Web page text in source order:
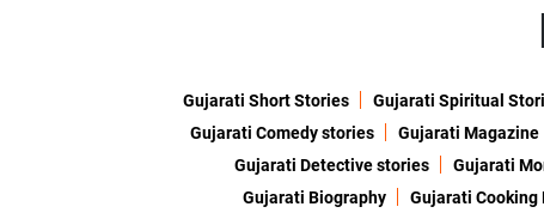
Gujarati Short Stories Gujarati Spiritual
Gujarati Comedy stories
Gujarati Magazine
Gujarati Detective stories
Gujarati
Gujarati Biography
Gujarati Cooking